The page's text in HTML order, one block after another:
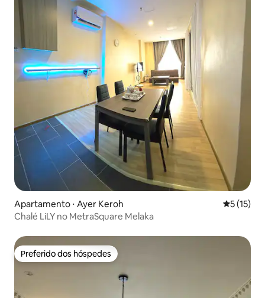
Apartamento ⋅ Ayer Keroh 5 de uma
5 (15)
Chalé LiLY no MetraSquare Melaka
Preferido dos hóspedes
Preferido dos hóspedes